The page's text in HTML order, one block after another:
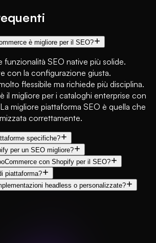
è migliore per il SEO?
funzionalità SEO native più solide.
con la configurazione giusta.
flessibile ma richiede più disciplina.
il migliore per i cataloghi enterprise con
migliore piattaforma SEO è quella che
correttamente.
specifiche?
per un SEO migliore?
con Shopify per il SEO?
piattaforma?
headless o personalizzate?